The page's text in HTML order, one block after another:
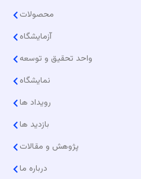
محصولات
آزمایشگاه
واحد تحقیق و توسعه
نمایشگاه
رویداد ها
بازدید ها
پژوهش و مقالات
درباره ما